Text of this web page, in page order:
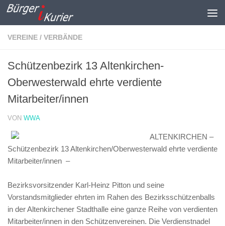
Zum Inhalt springen
VEREINE / VERBÄNDE
Schützenbezirk 13 Altenkirchen-
Oberwesterwald ehrte verdiente
Mitarbeiter/innen
VON WWA
ALTENKIRCHEN –
Schützenbezirk 13 Altenkirchen/Oberwesterwald ehrte verdiente
Mitarbeiter/innen –
Bezirksvorsitzender Karl-Heinz Pitton und seine
Vorstandsmitglieder ehrten im Rahen des Bezirksschützenballs
in der Altenkirchener Stadthalle eine ganze Reihe von verdienten
Mitarbeiter/innen in den Schützenvereinen. Die Verdienstnadel